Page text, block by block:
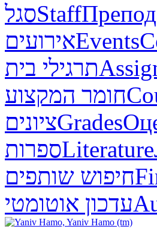
סגלStaff
אירועיםEvents
תרגילי בית
חומר המקצוע
ציוניםGrades
ספרותLiterature
חיפוש שותפים
עדכון אוטומטי